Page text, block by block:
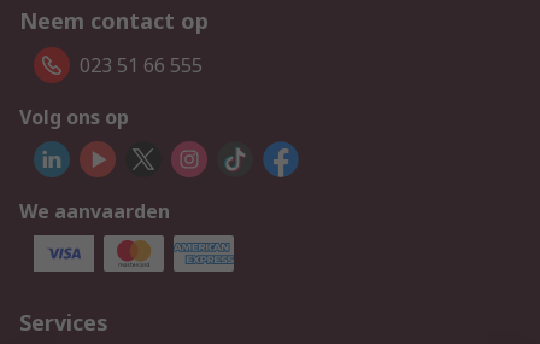
Neem contact op
023 51 66 555
Volg ons op
We aanvaarden
Services